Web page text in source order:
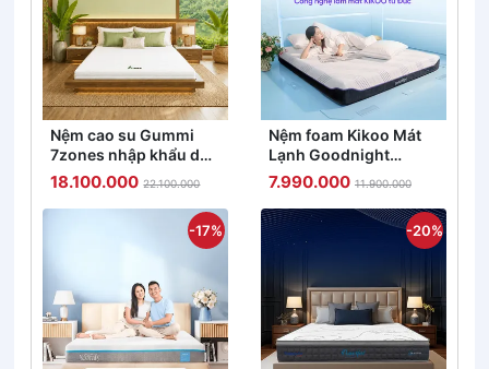
Nệm cao su Gummi
7zones nhập khẩu dày
12cm
18.100.000 22.100.000
Nệm foam Kikoo Mát
Lạnh Goodnight
Active Hybrid Từ Đức
7.990.000 11.900.000
-17% -20%